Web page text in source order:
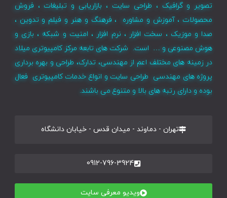
تصویر و گرافیک ، طراحی سایت ، بازاریابی و تبلیغات ، فروش
محصولات ، آموزش و مشاوره ، فرهنگ و هنر و فیلم و تدوین ،
صدا و موزیک ، سخت افزار ، نرم افزار ، امنیت و شبکه ، بازی و
هوش مصنوعی و … است. شرکت های تابعه مرکز کامپیوتری میلاد
در زمینه های مختلف اعم از مهندسی، تدارک، طراحی و بهره برداری
پروژه های مهندسی طراحی سایت و انواع خدمات کامپیوتری فعال
بوده و دارای رتبه های بالا و متنوع می باشند.
تهران - دماوند - میدان قدس - خیابان دانشگاه
0912-796-3924
ویدیو معرفی سایت